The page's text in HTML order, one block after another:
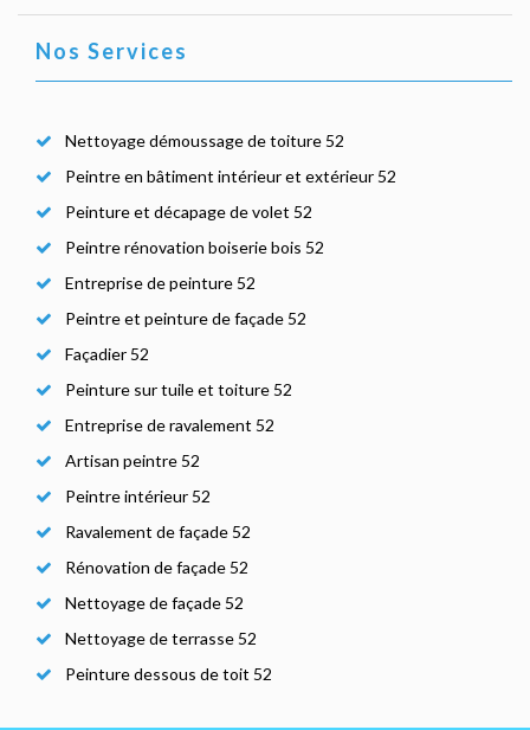
Nos Services
Nettoyage démoussage de toiture 52
Peintre en bâtiment intérieur et extérieur 52
Peinture et décapage de volet 52
Peintre rénovation boiserie bois 52
Entreprise de peinture 52
Peintre et peinture de façade 52
Façadier 52
Peinture sur tuile et toiture 52
Entreprise de ravalement 52
Artisan peintre 52
Peintre intérieur 52
Ravalement de façade 52
Rénovation de façade 52
Nettoyage de façade 52
Nettoyage de terrasse 52
Peinture dessous de toit 52